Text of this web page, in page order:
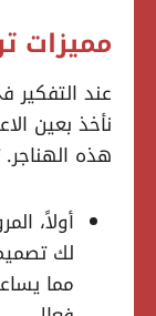
مميزات
عند التفكير
نأخذ بعين
هذه
أولاً،
لك
مما